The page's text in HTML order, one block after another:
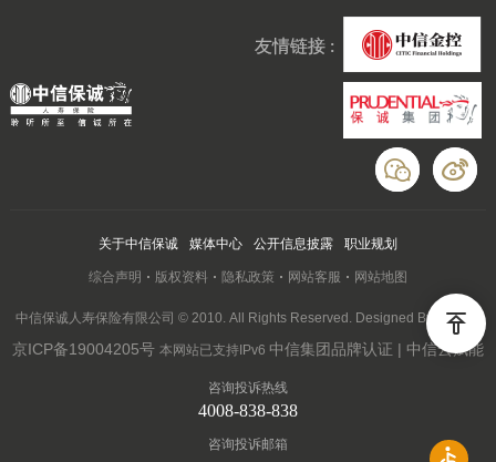
友情链接 :
关于中信保诚 媒体中心 公开信息披露 职业规划
综合声明 版权资料 隐私政策 网站客服 网站地图
中信保诚人寿保险有限公司 © 2010. All Rights Reserved. Designed By Wanhu
京ICP备19004205号 本网站已支持IPv6 中信集团品牌认证 | 中信云赋能
咨询投诉热线
4008-838-838
咨询投诉邮箱